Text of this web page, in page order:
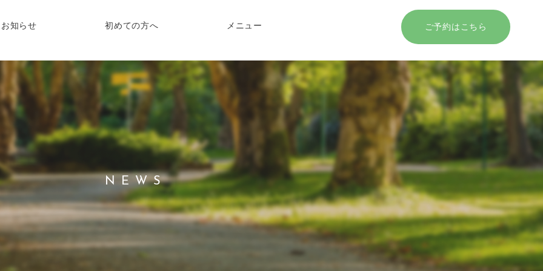
お知らせ 初めての方へ メニュー ご予約はこちら
NEWS